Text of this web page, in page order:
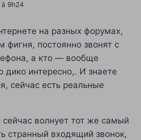
9h24
на разных форумах,
фигня, постоянно звонят с
а кто — вообще
дико интересно,. И знаете
сейчас есть реальные
сейчас волнует тот же самый
странный входящий звонок,